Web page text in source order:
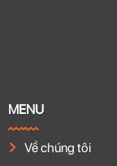
MENU
Về chúng tôi